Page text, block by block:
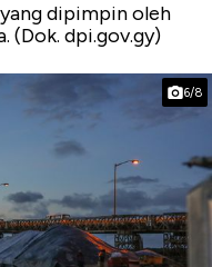
dipimpin oleh
(Dok. dpi.gov.gy)
6/8